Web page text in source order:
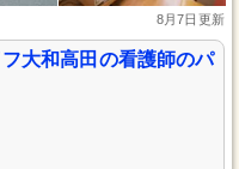
8月7日更新
大和高田の看護師のパ